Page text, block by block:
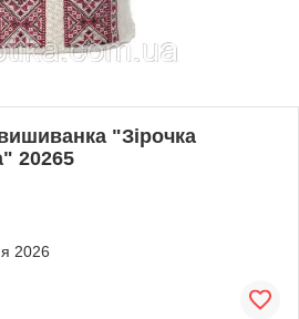
"Зірочка
20265
2026